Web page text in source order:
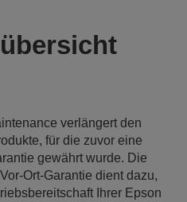
verlängert den
für die zuvor eine
gewährt wurde. Die
Ort-Garantie dient dazu,
Ihrer Epson